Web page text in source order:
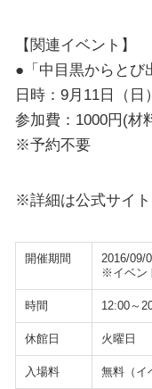
【関連イベント】
●「中目黒からとび
日時：9月11日（日
参加費：1000円(材
※予約不要
※詳細は公式サイ
開催期間
2016/09/
※イベン
時間 12:00～
休館日 火曜日
入場料 無料（イ